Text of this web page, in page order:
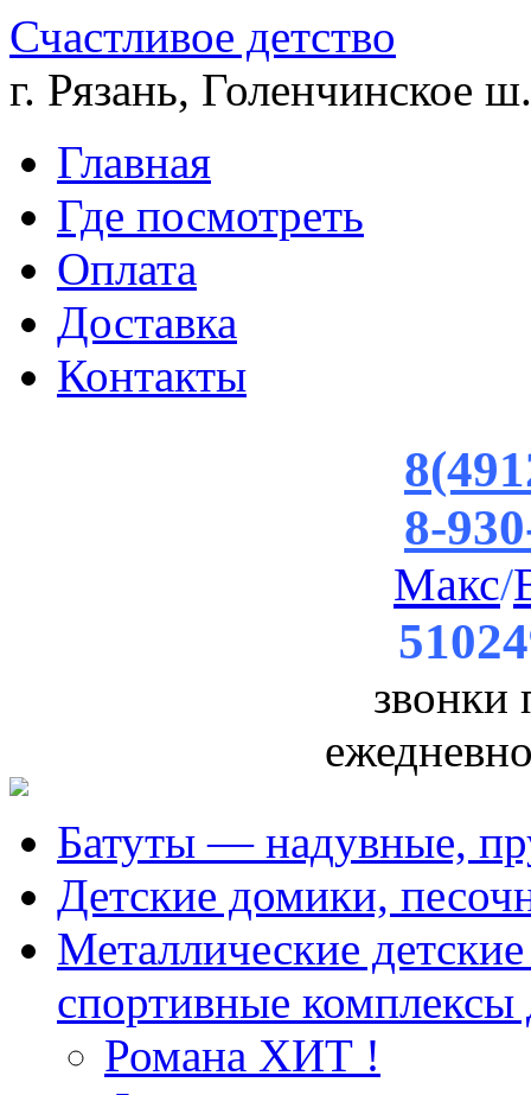
Счастливое детство
г. Рязань, Голенчинское
Главная
Где посмотреть
Оплата
Доставка
Контакты
8-
Макс/
звонки
Батуты — надувные,
Детские домики,
Металлические
спортивные комплексы
Романа ХИТ !